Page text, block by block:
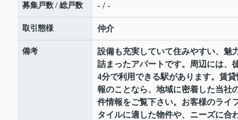
募集戸数 / 総戸数 - / -
取引態様 仲介
備考
設備も充実していて住みやすい、魅
詰まったアパートです。周辺には、
4分で利用できる駅があります。賃貸
報のことなら、地域に密着した当社
件情報をご覧下さい。お客様のライ
タイルに適した物件や、ニーズに合